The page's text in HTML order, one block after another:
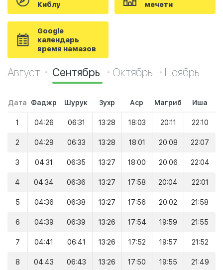
Киблу
мечети
Google
календарь
время намазов
Август Сентябрь Октябрь Ноябрь
Дата Фаджр Шурук Зухр Аср Магриб Иша
1 04:26 06:31 13:28 18:03 20:11 22:10
2 04:29 06:33 13:28 18:01 20:08 22:07
3 04:31 06:35 13:27 18:00 20:06 22:04
4 04:34 06:36 13:27 17:58 20:04 22:01
5 04:36 06:38 13:27 17:56 20:02 21:58
6 04:39 06:39 13:26 17:54 19:59 21:55
7 04:41 06:41 13:26 17:52 19:57 21:52
8 04:43 06:43 13:26 17:50 19:55 21:49